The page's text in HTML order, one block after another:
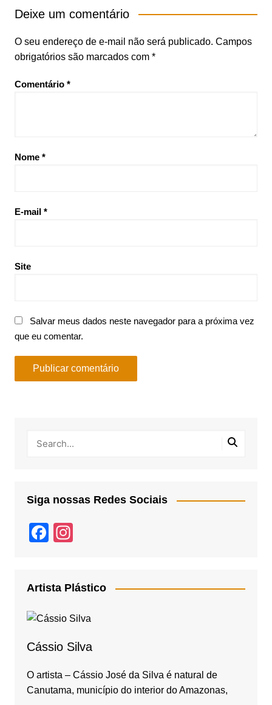
Deixe um comentário
O seu endereço de e-mail não será publicado. Campos
obrigatórios são marcados com *
Comentário *
Nome *
E-mail *
Site
Salvar meus dados neste navegador para a próxima vez
que eu comentar.
Siga nossas Redes Sociais
F
e
o
k
gr
a
Artista Plástico
Cássio Silva
O artista – Cássio José da Silva é natural de
Canutama, município do interior do Amazonas,